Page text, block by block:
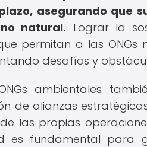
asegurando que
natural. Lograr la
permitan a las
desafíos y
ambientales
de alianzas
las propias
es fundamental para